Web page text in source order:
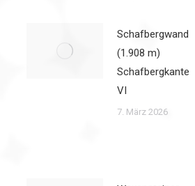
Schafbergwand
(1.908 m)
Schafbergkante
VI
7. März 2026